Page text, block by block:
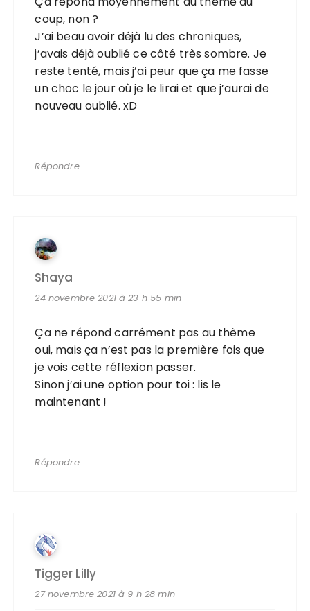
coup, non ?
J’ai beau avoir déjà lu des chroniques,
j’avais déjà oublié ce côté très sombre. Je
reste tenté, mais j’ai peur que ça me fasse
un choc le jour où je le lirai et que j’aurai de
nouveau oublié. xD
Répondre
Shaya
24 novembre 2021 à 23 h 55 min
Ça ne répond carrément pas au thème
oui, mais ça n’est pas la première fois que
je vois cette réflexion passer.
Sinon j’ai une option pour toi : lis le
maintenant !
Répondre
Tigger Lilly
27 novembre 2021 à 9 h 28 min